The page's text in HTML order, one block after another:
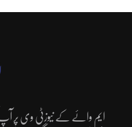
ایم وائے کے نیوزٹی وی پر آپ کو